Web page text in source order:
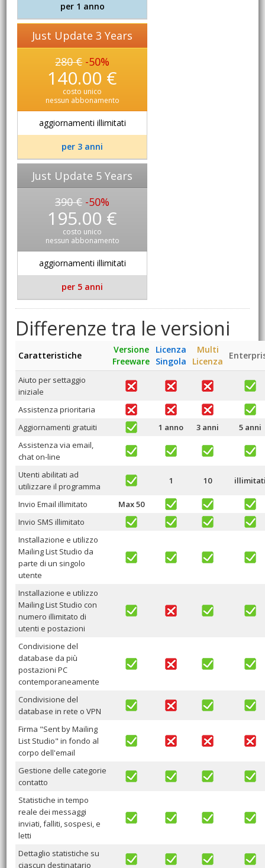
per 1 anno
Just Update 3 Years
280 € -50%
140.00 €
costo unico
nessun abbonamento
aggiornamenti illimitati
per 3 anni
Just Update 5 Years
390 € -50%
195.00 €
costo unico
nessun abbonamento
aggiornamenti illimitati
per 5 anni
Differenze tra le versioni
Caratteristiche
Versione
Freeware
Licenza
Singola
Multi
Licenza
Aiuto per settaggio
iniziale
Assistenza prioritaria
Aggiornamenti gratuiti
1 anno 3 anni
5 anni
Assistenza via email,
chat on-line
Utenti abilitati ad
utilizzare il programma
1 10
Invio Email illimitato
Max 50
Invio SMS illimitato
Installazione e utilizzo
Mailing List Studio da
parte di un singolo
utente
Installazione e utilizzo
Mailing List Studio con
numero illimitato di
utenti e postazioni
Condivisione del
database da più
postazioni PC
contemporaneamente
Condivisione del
database in rete o VPN
Firma "Sent by Mailing
List Studio" in fondo al
corpo dell'email
Gestione delle categorie
contatto
Statistiche in tempo
reale dei messaggi
inviati, falliti, sospesi, e
letti
Dettaglio statistiche su
ciascun destinatario